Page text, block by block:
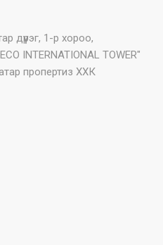
дүүрэг, 1-р хороо,
INTERNATIONAL TOWER"
пропертиз ХХК